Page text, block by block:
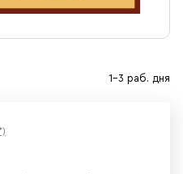
1-3 раб. дня